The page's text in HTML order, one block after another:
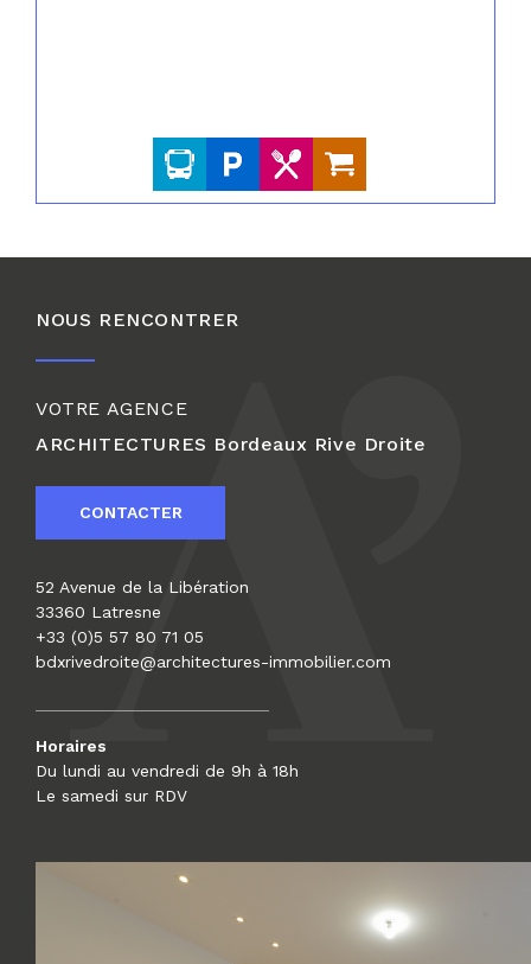
NOUS RENCONTRER
VOTRE AGENCE
ARCHITECTURES Bordeaux Rive Droite
CONTACTER
52 Avenue de la Libération
33360 Latresne
+33 (0)5 57 80 71 05
bdxrivedroite@architectures-immobilier.com
Horaires
Du lundi au vendredi de 9h à 18h
Le samedi sur RDV